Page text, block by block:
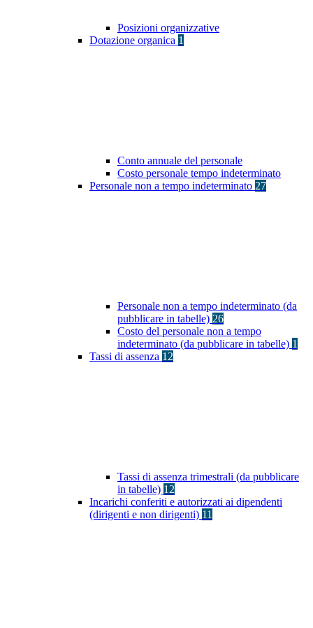
Posizioni organizzative
Dotazione organica 1
Conto annuale del personale
Costo personale tempo indeterminato
Personale non a tempo indeterminato 27
Personale non a tempo indeterminato (da
pubblicare in tabelle) 26
Costo del personale non a tempo
indeterminato (da pubblicare in tabelle) 1
Tassi di assenza 12
Tassi di assenza trimestrali (da pubblicare
in tabelle) 12
Incarichi conferiti e autorizzati ai dipendenti
(dirigenti e non dirigenti) 11